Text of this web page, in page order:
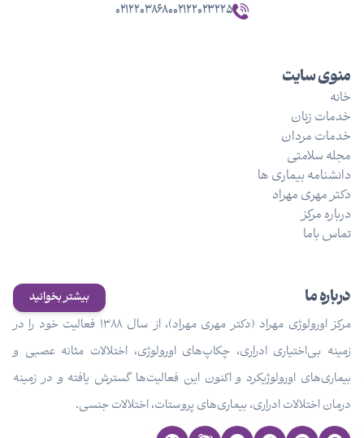
درباره ما بیشتر بخوانید
مرکز اورولوژی مهراد (دکتر مهری مهراد)، از سال ۱۳۸۸ فعالیت خود را در
زمینه بی‌اختیاری ادراری، چکاپ‌های اورولوژی، اختلالات مثانه عصبی و
بیماری‌های اورولوژیکرد و اکنون این فعالیت‌ها گسترش یافته و در زمینه
درمان اختلالات ادراری، بیماری‌های پروستات، اختلالات جنسی.
منوی سایت
خانه
خدمات زنان
خدمات مردان
مجله سلامتی
دانشنامه بیماری ها
دکتر مهری مهراد
درباره مرکز
تماس باما
۰۲۱۲۲۰۲۳۲۲۵۰۲۱۲۲۰۳۸۶۸۰